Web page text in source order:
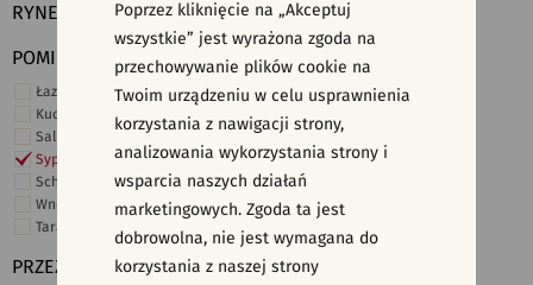
RYNEK
POMIESZCZENIE
Łazienka
Kuchnia
Salon i hol
Sypialnia
Schody
Wnętrza komercyjne
Taras i ogród
PRZEZNACZENIE
Poprzez kliknięcie na „Akceptuj
wszystkie” jest wyrażona zgoda na
przechowywanie plików cookie na
Twoim urządzeniu w celu usprawnienia
korzystania z nawigacji strony,
analizowania wykorzystania strony i
wsparcia naszych działań
marketingowych. Zgoda ta jest
dobrowolna, nie jest wymagana do
korzystania z naszej strony